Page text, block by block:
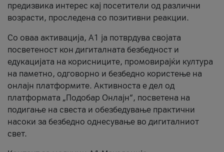
предизвика интерес кај посетители од различни
возрасти, проследена со позитивни реакции.
Со оваа активација, А1 ја потврдува својата
посветеност кон дигиталната безбедност и
едукацијата на корисниците, промовирајќи култура
на паметно, одговорно и безбедно користење на
онлајн платформите. Активноста е дел од
платформата „Подобар Онлајн“, посветена на
подигање на свеста и обезбедување практични
насоки за безбедно однесување во дигиталниот
свет.